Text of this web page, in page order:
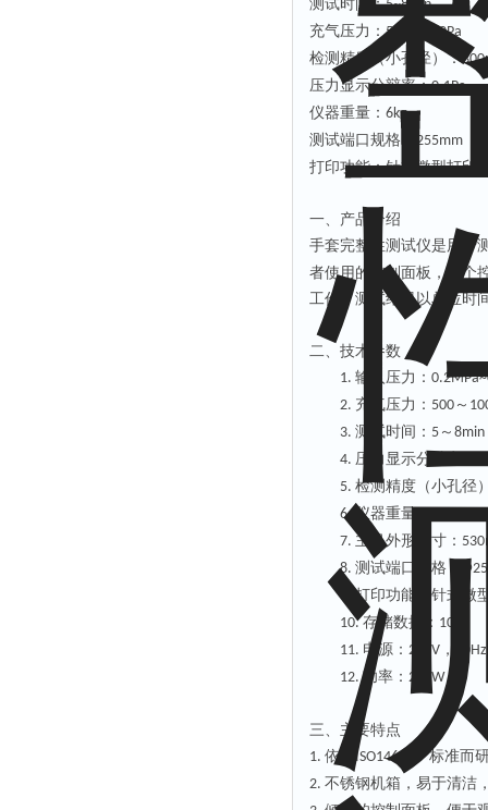
测试时间：5~8min
充气压力：500~2000Pa
检测精度（小孔径）：
压力显示分辩率：0.1Pa
仪器重量： 6kg
测试端口规格：
255mm
打印功能：针式微型打印
一、产品介绍
手套完整性测试仪是用于
者使用的控制面板，一个
工作。测试结果以单位时
二、技术参数
1. 输入压力：
2. 充气压力： 500 ～
3. 测试时间： 5 ～ 8min
4. 压力显示分辩率：
5. 检测精度（小孔径
6. 仪器重量：
7. 主机外形尺寸：
8. 测试端口规格：
9. 打印功能：针式微
10.存储数据： 10
11. 电源： 220V ，
50Hz
12.功率： 200W
三、主要特点
1. 依据 ISO14644-7标准而
2. 不锈钢机箱，易于清洁